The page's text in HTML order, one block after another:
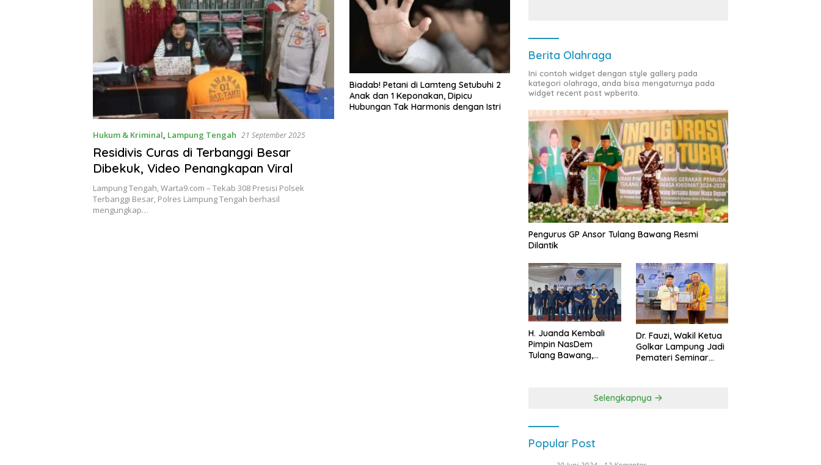
Hukum & Kriminal, Lampung Tengah 21 September 2025
Residivis Curas di Terbanggi Besar
Dibekuk, Video Penangkapan Viral
Lampung Tengah, Warta9.com – Tekab 308 Presisi Polsek
Terbanggi Besar, Polres Lampung Tengah berhasil
mengungkap…
Biadab! Petani di Lamteng Setubuhi 2
Anak dan 1 Keponakan, Dipicu
Hubungan Tak Harmonis dengan Istri
Berita Olahraga
Ini contoh widget dengan style gallery pada
kategori olahraga, anda bisa mengaturnya pada
widget recent post wpberita.
Pengurus GP Ansor Tulang Bawang Resmi
Dilantik
H. Juanda Kembali
Pimpin NasDem
Tulang Bawang,
Dr. Fauzi, Wakil Ketua
Golkar Lampung Jadi
Pemateri Seminar
Kebangsaan
Selengkapnya
Popular Post